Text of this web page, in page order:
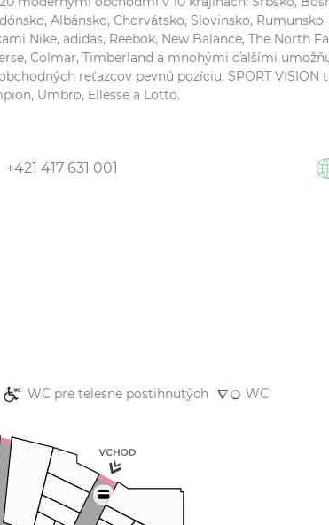
Albánsko, Chorvátsko, Slovinsko,
Nike, adidas, Reebok, New Balance, The North
Colmar, Timberland a mnohými ďalšími
reťazcov pevnú pozíciu. SPORT
Umbro, Ellesse a Lotto.
+421 417 631 001
WC pre telesne postihnutých WC